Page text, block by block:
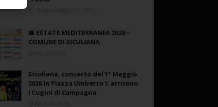
📅 ESTATE MEDITERRANEA 2026 –
COMUNE DI SICULIANA
Siculiana, concerto del 1° Maggio
2026 in Piazza Umberto I: arrivano
I Cugini di Campagna